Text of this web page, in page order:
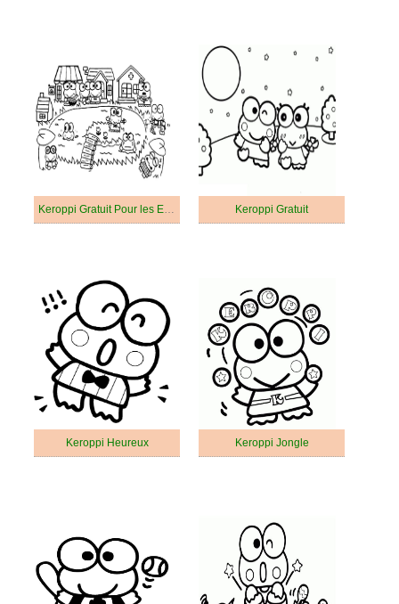
Keroppi Gratuit Pour les Enfants Keroppi Gratuit
Keroppi Heureux Keroppi Jongle